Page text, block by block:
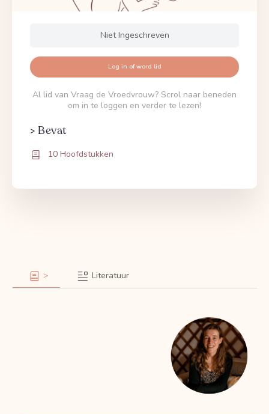
> Literatuur
Niet Ingeschreven
Log in of word lid
Al lid van Vraag de Vroedvrouw? Scrol naar beneden
om in te loggen en verder te lezen!
> Bevat
10 Hoofdstukken